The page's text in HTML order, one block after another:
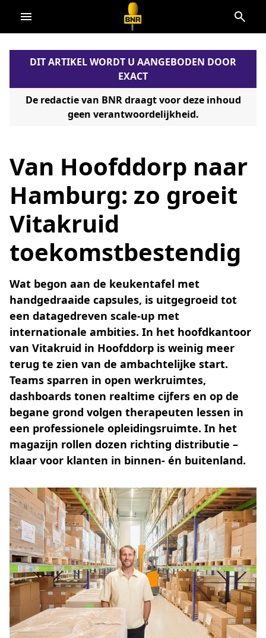
Direct
naar
deDIT ARTIKEL WORDT U AANGEBODEN DOOR
EXACT
De redactie van BNR draagt voor deze inhoud
geen verantwoordelijkheid.
Van Hoofddorp naar
Hamburg: zo groeit
Vitakruid
toekomstbestendig
Wat begon aan de keukentafel met
handgedraaide capsules, is uitgegroeid tot
een datagedreven scale-up met
internationale ambities. In het hoofdkantoor
van Vitakruid in Hoofddorp is weinig meer
terug te zien van de ambachtelijke start.
Teams sparren in open werkruimtes,
dashboards tonen realtime cijfers en op de
begane grond volgen therapeuten lessen in
een professionele opleidingsruimte. In het
magazijn rollen dozen richting distributie –
klaar voor klanten in binnen- én buitenland.